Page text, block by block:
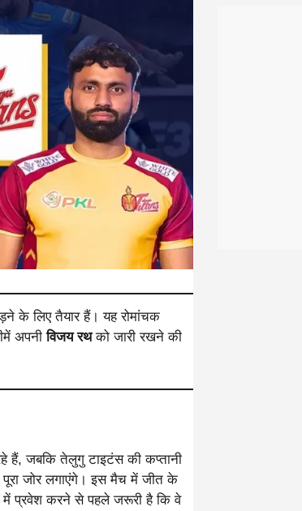
के लिए तैयार हैं। यह रोमांचक
अपनीविजय रथको जारी रखने की
हैं, जबकि तेलुगु टाइटंस की कप्तानी
पूरा जोर लगाएंगे। इस मैच में जीत के
में प्रवेश करने से पहले जरूरी है कि वे